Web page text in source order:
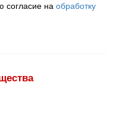
согласие на обработку